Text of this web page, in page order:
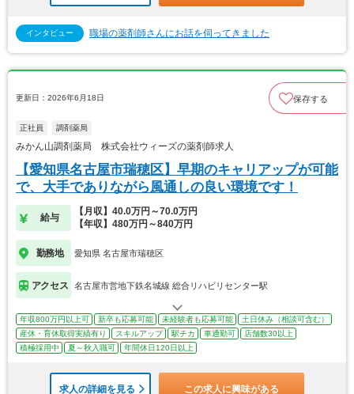
インタビュー 職場の薬剤師さんにお話を伺ってきました
更新日：2026年6月18日 保存する
正社員 調剤薬局
みかん山調剤薬局 株式会社ウィーズの薬剤師求人
【愛知県名古屋市瑞穂区】早期のキャリアップが可能
で、大手でありながら風通しの良い環境です！
給与
【月収】40.0万円～70.0万円
【年収】480万円～840万円
勤務地 愛知県 名古屋市瑞穂区
アクセス 名古屋市営地下鉄名城線 総合リハビリセンター駅
年収800万円以上可 新卒も応募可能 未経験者も応募可能
土日休み（相談可含む）
産休・育休取得実績有り
スキルアップ 駅チカ 車通勤可
店舗数30以上
積極採用中
夏～秋入職可 年間休日120日以上
求人の詳細を見る この求人に興味がある